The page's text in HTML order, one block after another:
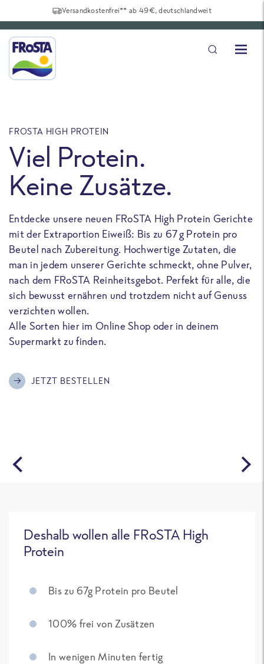
Versandkostenfrei** ab 49€, deutschlandweit
FROSTA HIGH PROTEIN
Viel Protein.
Keine Zusätze.
Entdecke unsere neuen FRoSTA High Protein Gerichte
mit der Extraportion Eiweiß: Bis zu 67 g Protein pro
Beutel nach Zubereitung. Hochwertige Zutaten, die
man in jedem unserer Gerichte schmeckt, ohne Pulver,
nach dem FRoSTA Reinheitsgebot. Perfekt für alle, die
sich bewusst ernähren und trotzdem nicht auf Genuss
verzichten wollen.
Alle Sorten hier im Online Shop oder in deinem
Supermarkt zu finden.
JETZT BESTELLEN
Deshalb wollen alle FRoSTA High
Protein
Bis zu 67g Protein pro Beutel
100% frei von Zusätzen
In wenigen Minuten fertig